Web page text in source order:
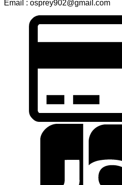
Email : osprey902@gmail.com